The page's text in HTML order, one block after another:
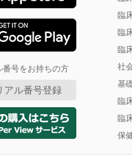
番号をお持ちの方
アル番号登録
臨
臨
臨
社
基
臨
臨
保